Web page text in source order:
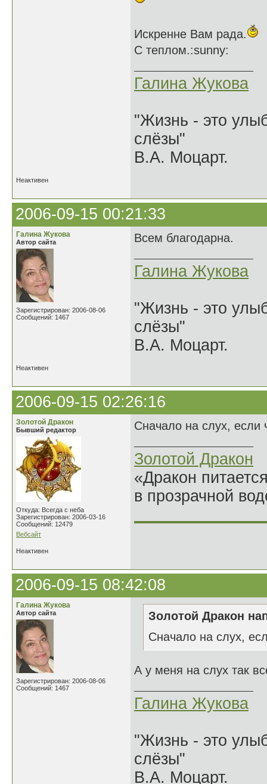
Искренне Вам рада.
С теплом.:sunny:
Галина Жукова
"Жизнь - это
слёзы"
В.А. Моцарт.
Неактивен
2006-09-15 00:21:33
Галина Жукова
Автор сайта
Зарегистрирован: 2006-08-06
Сообщений: 1467
Всем благодарна.
Галина Жукова
"Жизнь - это
слёзы"
В.А. Моцарт.
Неактивен
2006-09-15 02:26:16
Золотой Дракон
Бывший редактор
Откуда: Всегда с неба
Зарегистрирован: 2006-03-16
Сообщений: 12479
Вебсайт
Сначало на слух, если
Золотой Дракон
«Дракон
в прозрачной
Неактивен
2006-09-15 08:42:08
Галина Жукова
Автор сайта
Зарегистрирован: 2006-08-06
Сообщений: 1467
Золотой Дракон
Сначало на слух,
А у меня на слух так
Галина Жукова
"Жизнь - это
слёзы"
В.А. Моцарт.